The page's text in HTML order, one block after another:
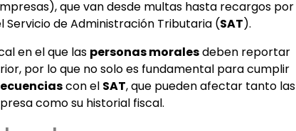
que van desde multas hasta recargos por
de Administración Tributaria (SAT).
en el que las personas moralesdeben reportar
por lo que no solo es fundamental para cumplir
con el SAT, que pueden afectar tanto las
como su historial fiscal.